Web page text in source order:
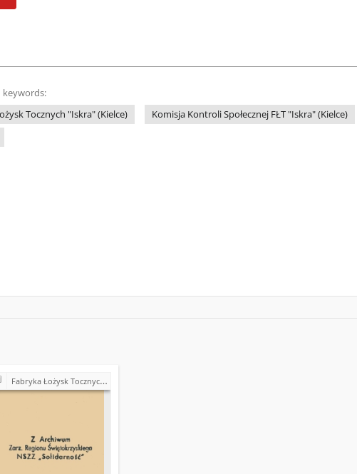
keywords:
Tocznych "Iskra" (Kielce)
Komisja Kontroli Społecznej FŁT "Iskra" (Kielce)
Fabryka Łożysk Tocznych "Iskra" w Kielcach - strajki, postulaty, realizacja postulatów (1980)